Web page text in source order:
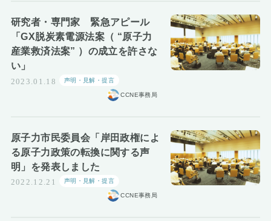
研究者・専門家 緊急アピール
「GX脱炭素電源法案（ “原子力
産業救済法案” ）の成立を許さな
い」
2023.01.18 声明・見解・提言
CCNE事務局
原子力市民委員会「岸田政権によ
る原子力政策の転換に関する声
明」を発表しました
2022.12.21 声明・見解・提言
CCNE事務局